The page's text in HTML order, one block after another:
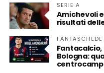
SERIE A
Amichevoli
risultati
FANTASCHEDE
Bologna: